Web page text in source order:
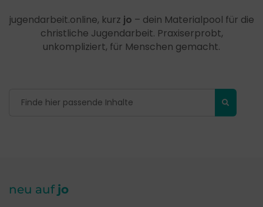
jugendarbeit.online, kurz jo – dein Materialpool für die
christliche Jugendarbeit. Praxiserprobt,
unkompliziert, für Menschen gemacht.
neu auf jo